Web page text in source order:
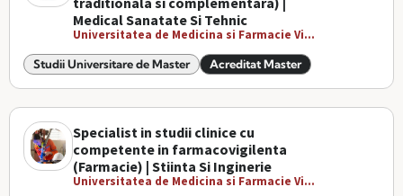
Medical Sanatate Si Tehnic
Universitatea de Medicina si Farmacie Vi...
Studii Universitare de Master Acreditat Master
Specialist in studii clinice cu
competente in farmacovigilenta
(Farmacie) | Stiinta Si Inginerie
Universitatea de Medicina si Farmacie Vi...